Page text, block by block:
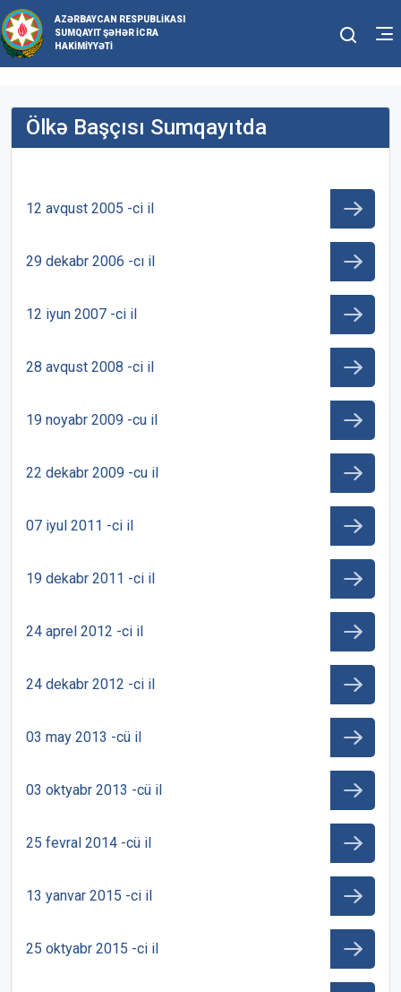
AZƏRBAYCAN RESPUBLIKASI
SUMQAYIT ŞƏHƏR İCRA
HAKIMIYYƏTI
Ölkə Başçısı Sumqayıtda
12 avqust 2005 -ci il
29 dekabr 2006 -cı il
12 iyun 2007 -ci il
28 avqust 2008 -ci il
19 noyabr 2009 -cu il
22 dekabr 2009 -cu il
07 iyul 2011 -ci il
19 dekabr 2011 -ci il
24 aprel 2012 -ci il
24 dekabr 2012 -ci il
03 may 2013 -cü il
03 oktyabr 2013 -cü il
25 fevral 2014 -cü il
13 yanvar 2015 -ci il
25 oktyabr 2015 -ci il